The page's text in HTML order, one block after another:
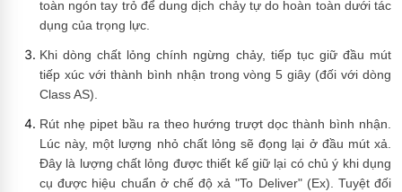
toàn ngón tay trỏ để dung dịch chảy tự do hoàn toàn dưới tác
dụng của trọng lực.
Khi dòng chất lỏng chính ngừng chảy, tiếp tục giữ đầu mút
tiếp xúc với thành bình nhận trong vòng 5 giây (đối với dòng
Class AS).
Rút nhẹ pipet bầu ra theo hướng trượt dọc thành bình nhận.
Lúc này, một lượng nhỏ chất lỏng sẽ đọng lại ở đầu mút xả.
Đây là lượng chất lỏng được thiết kế giữ lại có chủ ý khi dụng
cụ được hiệu chuẩn ở chế độ xả "To Deliver" (Ex). Tuyệt đối